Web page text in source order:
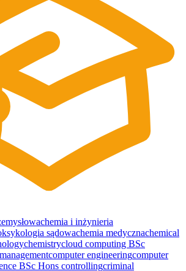
chemia i inżynieria
sądowachemia medycznachemical
chemistrycloud computing BSc
computer engineeringcomputer
BSc Hons controllingcriminal